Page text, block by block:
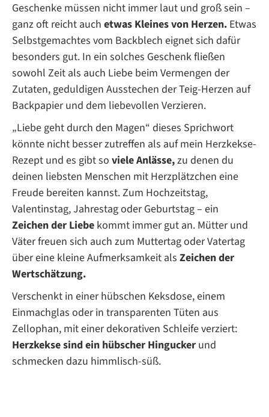
Geschenke müssen nicht immer laut und groß sein –
ganz oft reicht auch etwas Kleines von Herzen. Etwas
Selbstgemachtes vom Backblech eignet sich dafür
besonders gut. In ein solches Geschenk fließen
sowohl Zeit als auch Liebe beim Vermengen der
Zutaten, geduldigen Ausstechen der Teig-Herzen auf
Backpapier und dem liebevollen Verzieren.
„Liebe geht durch den Magen“ dieses Sprichwort
könnte nicht besser zutreffen als auf mein Herzkekse-
Rezept und es gibt so viele Anlässe,zu denen du
deinen liebsten Menschen mit Herzplätzchen eine
Freude bereiten kannst. Zum Hochzeitstag,
Valentinstag, Jahrestag oder Geburtstag – ein
Zeichen der Liebe kommt immer gut an. Mütter und
Väter freuen sich auch zum Muttertag oder Vatertag
über eine kleine Aufmerksamkeit als Zeichen der
Wertschätzung.
Verschenkt in einer hübschen Keksdose, einem
Einmachglas oder in transparenten Tüten aus
Zellophan, mit einer dekorativen Schleife verziert:
Herzkekse sind ein hübscher Hingucker und
schmecken dazu himmlisch-süß.